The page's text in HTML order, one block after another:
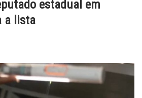
estadual em
a lista